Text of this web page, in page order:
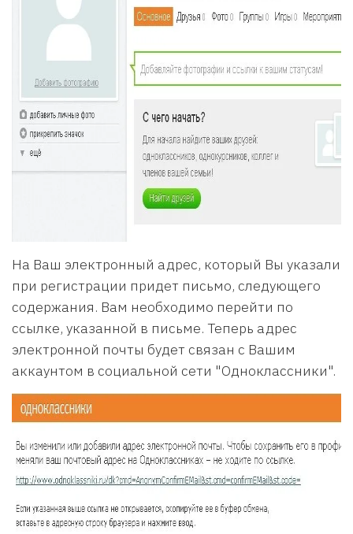
На Ваш электронный адрес, который Вы указали
при регистрации придет письмо, следующего
содержания. Вам необходимо перейти по
ссылке, указанной в письме. Теперь адрес
электронной почты будет связан с Вашим
аккаунтом в социальной сети "Одноклассники".